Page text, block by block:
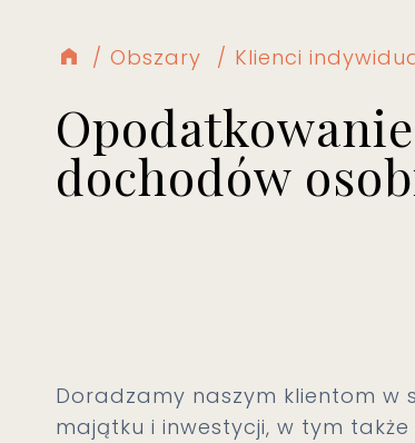
Obszary Klienci
Opodatkowanie
dochodów
Doradzamy naszym klientom
majątku i inwestycji, w tym